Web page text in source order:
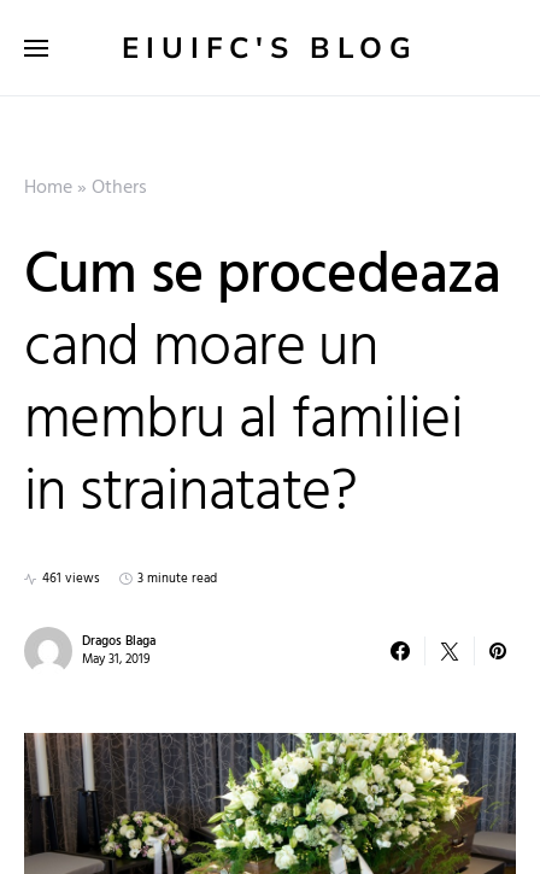
EIUIFC'S BLOG
Home» Others
Cum se procedeaza
cand moare un
membru al familiei
in strainatate?
461 views 3 minute read
Dragos Blaga
May 31, 2019